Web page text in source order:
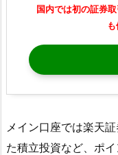
国内では初の証券
メイン口座では楽天
た積立投資など、ポ